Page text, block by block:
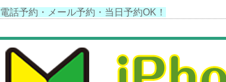
電話予約・メール予約・当日予約OK！